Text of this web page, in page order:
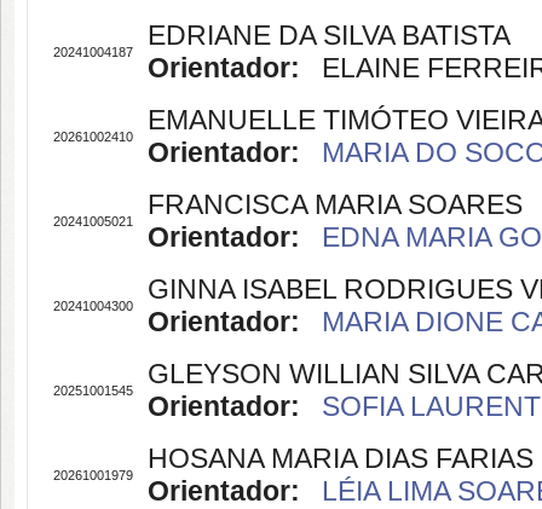
20241004187
EDRIANE DA SILVA BATISTA
Orientador: ELAINE
20261002410
EMANUELLE TIMÓTEO
Orientador:
MARIA DO
20241005021
FRANCISCA MARIA SOARES
Orientador:
EDNA MARIA
20241004300
GINNA ISABEL RODRIGUES
Orientador:
MARIA DIONE
20251001545
GLEYSON WILLIAN SILVA
Orientador:
SOFIA
20261001979
HOSANA MARIA DIAS FARIAS
Orientador:
LÉIA LIMA